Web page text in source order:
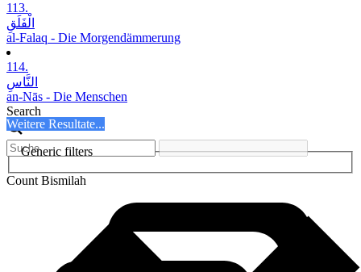
113.
الْفَلَقِ
al-Falaq - Die Morgendämmerung
114.
النَّاسِ
an-Nās - Die Menschen
Search
Weitere Resultate...
Generic filters
Count Bismilah